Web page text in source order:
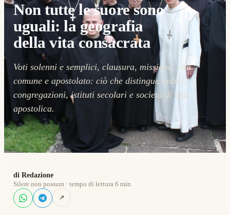
Non tutte le suore sono
uguali: la geografia
della vita consacrata
Voti solenni e semplici, clausura, missione, vita
comune e apostolato: ciò che distingue ordini,
congregazioni, istituti secolari e società di vita
apostolica.
di Redazione
Silere non possum · tempo di lettura 6 min
↗